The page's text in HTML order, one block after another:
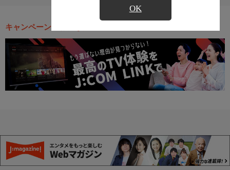
OK
キャンペーン・お得な情報